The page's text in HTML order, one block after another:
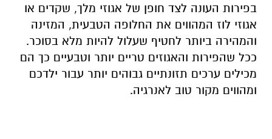
בפירות העונה לצד חופן של אגוזי מלך, שקדים או
אגוזי לוז המהווים את החלופה הטבעית, המזינה
והמהירה ביותר לחטיף שעלול להיות מלא בסוכר.
ככל שהפירות והאגוזים טריים יותר וטבעיים כך הם
מכילים ערכים תזונתיים גבוהים יותר עבור ילדכם
ומהווים מקור טוב לאנרגיה.